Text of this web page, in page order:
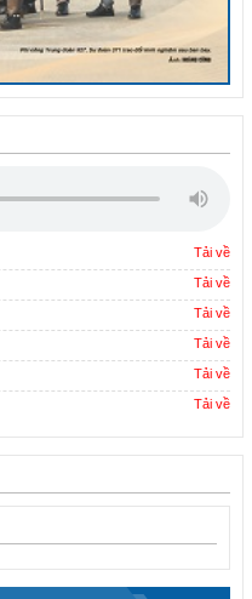
Tải về
Tải về
Tải về
Tải về
Tải về
Tải về